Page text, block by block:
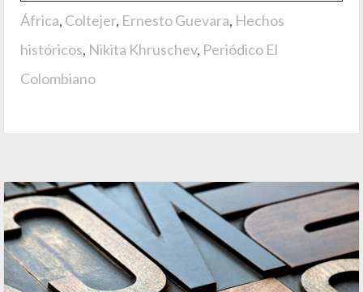
África, Coltejer, Ernesto Guevara, Hechos
históricos, Nikita Khruschev, Periódico El
Colombiano